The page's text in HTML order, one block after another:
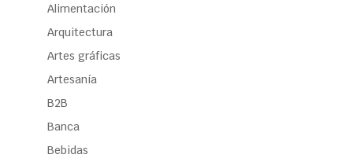
Alimentación
Arquitectura
Artes gráficas
Artesanía
B2B
Banca
Bebidas